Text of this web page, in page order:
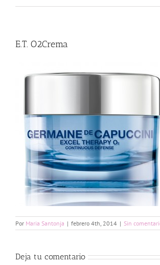
E.T. O2Crema
Por Maria Santonja | febrero 4th, 2014 | Sin
Deja tu comentario